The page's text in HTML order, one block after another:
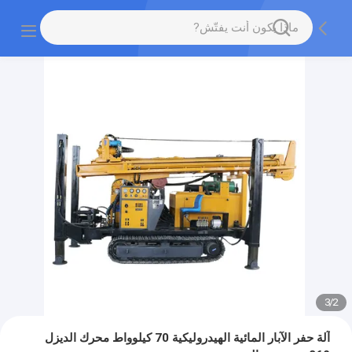
2
/
3
آلة حفر الآبار المائية الهيدروليكية 70 كيلوواط محرك الديزل